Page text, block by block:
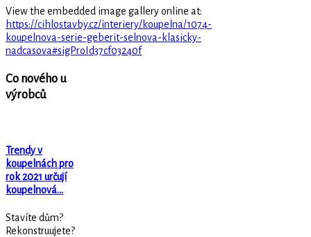
View the embedded image gallery online at:
https://cihlostavby.cz/interiery/koupelna/1074-
koupelnova-serie-geberit-selnova-klasicky-
nadcasova#sigProId37cf03240f
Co nového u
výrobců
Trendy v
koupelnách pro
rok 2021 určují
koupelnová…
Stavíte dům?
Rekonstruujete?